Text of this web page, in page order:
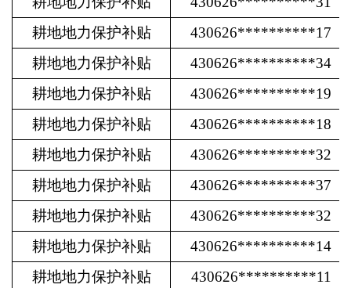
耕地地力保护补贴
430626**********17
耕地地力保护补贴
430626**********34
耕地地力保护补贴
430626**********19
耕地地力保护补贴
430626**********18
耕地地力保护补贴
430626**********32
耕地地力保护补贴
430626**********37
耕地地力保护补贴
430626**********32
耕地地力保护补贴
430626**********14
耕地地力保护补贴
430626**********11